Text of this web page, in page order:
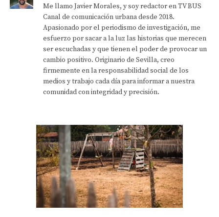
Me llamo Javier Morales, y soy redactor en TV BUS
Canal de comunicación urbana desde 2018.
Apasionado por el periodismo de investigación, me
esfuerzo por sacar a la luz las historias que merecen
ser escuchadas y que tienen el poder de provocar un
cambio positivo. Originario de Sevilla, creo
firmemente en la responsabilidad social de los
medios y trabajo cada día para informar a nuestra
comunidad con integridad y precisión.